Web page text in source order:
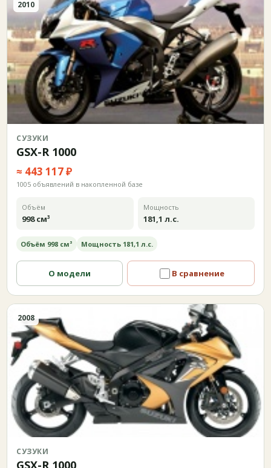
2010
СУЗУКИ
GSX-R 1000
≈ 443 117 ₽
1005 объявлений в накопленной базе
Объём
998 см³
Мощность
181,1 л.с.
Объём 998 см³ Мощность 181,1 л.с.
О модели В сравнение
2008
СУЗУКИ
GSX-R 1000